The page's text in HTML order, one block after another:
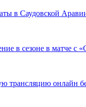
в Саудовской
в сезоне в матче с
трансляцию онлайн